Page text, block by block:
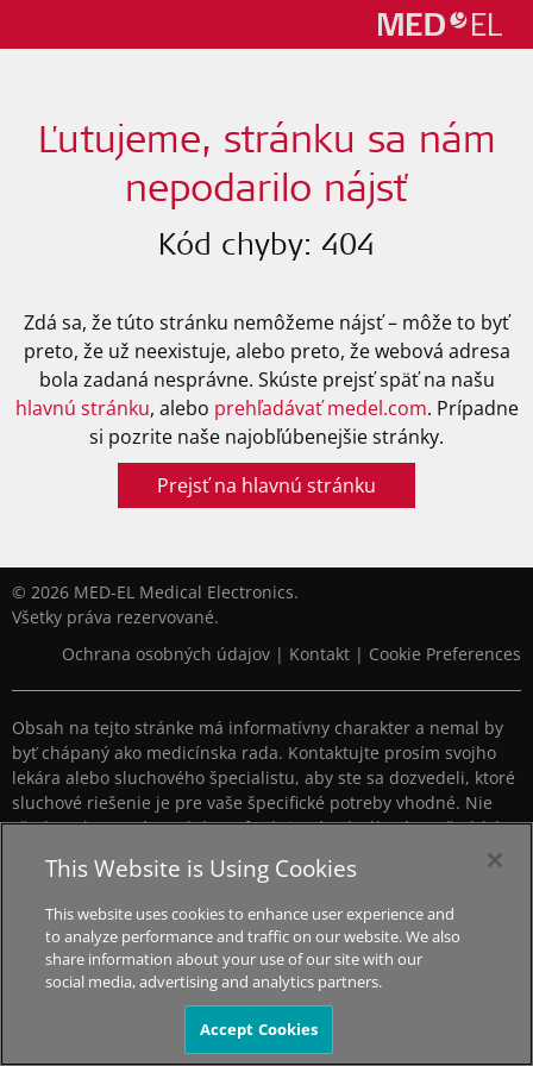
Ľutujeme, stránku sa nám
nepodarilo nájsť
Kód chyby: 404
Zdá sa, že túto stránku nemôžeme nájsť – môže to byť
preto, že už neexistuje, alebo preto, že webová adresa
bola zadaná nesprávne. Skúste prejsť späť na našu
hlavnú stránku, alebo prehľadávať medel.com. Prípadne
si pozrite naše najobľúbenejšie stránky.
Prejsť na hlavnú stránku
© 2026 MED-EL Medical Electronics.
Všetky práva rezervované.
Ochrana osobných údajov | Kontakt | Cookie Preferences
Obsah na tejto stránke má informatívny charakter a nemal by
byť chápaný ako medicínska rada. Kontaktujte prosím svojho
lekára alebo sluchového špecialistu, aby ste sa dozvedeli, ktoré
sluchové riešenie je pre vaše špecifické potreby vhodné. Nie
všetky zobrazené produkty a funkcie sú schválené vo všetkých
This Website is Using Cookies
This website uses cookies to enhance user experience and
to analyze performance and traffic on our website. We also
share information about your use of our site with our
social media, advertising and analytics partners.
Accept Cookies